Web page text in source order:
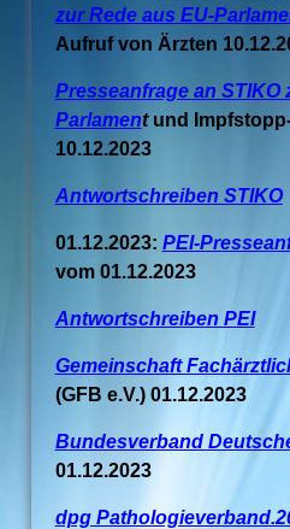
zur Rede aus EU-
Aufruf von Ärzten
Presseanfrage an STIKO
Parlament und
10.12.2023
Antwortschreiben STIKO
01.12.2023: PEI-
vom 01.12.2023
Antwortschreiben PEI
Gemeinschaft
(GFB e.V.) 01.12.2023
Bundesverband
01.12.2023
dpg